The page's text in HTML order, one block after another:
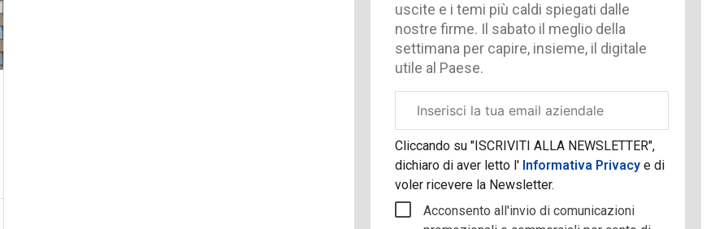
uscite e i temi più caldi spiegati dalle
nostre firme. Il sabato il meglio della
settimana per capire, insieme, il digitale
utile al Paese.
aziendale
Cliccando su "ISCRIVITI ALLA NEWSLETTER",
dichiaro di aver letto l' Informativa Privacye di
voler ricevere la Newsletter.
Acconsento all'invio di comunicazioni